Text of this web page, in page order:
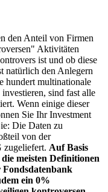
den Anteil von Firmen
Aktivitäten
ist und ob diese
natürlich den Anlegern
hundert multinationale
sind fast alle
Wenn einige dieser
Sie Ihr Investment
Die Daten zu
von der
zugeliefert. Auf Basis
meisten Definitionen
ein 0%